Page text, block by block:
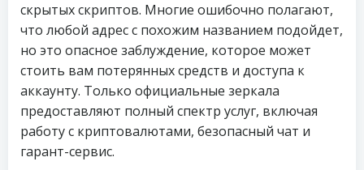
скрытых скриптов. Многие ошибочно полагают,
что любой адрес с похожим названием подойдет,
но это опасное заблуждение, которое может
стоить вам потерянных средств и доступа к
аккаунту. Только официальные зеркала
предоставляют полный спектр услуг, включая
работу с криптовалютами, безопасный чат и
гарант-сервис.